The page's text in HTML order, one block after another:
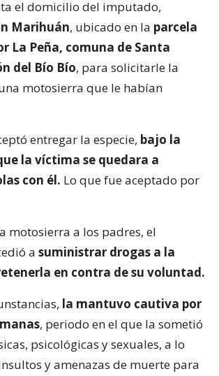
el domicilio del imputado,
Marihuán, ubicado en la parcela
La Peña, comuna de Santa
del Bío Bío, para solicitarle la
motosierra que le habían
entregar la especie, bajo la
la víctima se quedara a
con él. Lo que fue aceptado por
motosierra a los padres, el
a suministrar drogas a la
en contra de su voluntad.
la mantuvo cautiva por
, periodo en el que la sometió
psicológicas y sexuales, a lo
y amenazas de muerte para